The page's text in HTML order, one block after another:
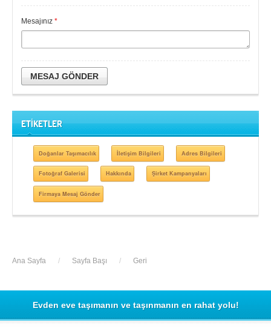
Mesajınız *
MESAJ GÖNDER
ETİKETLER
Doğanlar Taşımacılık İletişim Bilgileri Adres Bilgileri
Fotoğraf Galerisi Hakkında Şirket Kampanyaları
Firmaya Mesaj Gönder
Ana Sayfa / Sayfa Başı / Geri
Evden eve taşımanın ve taşınmanın en rahat yolu!